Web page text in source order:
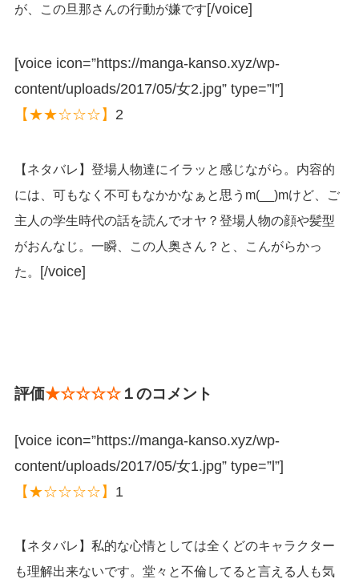
が、この旦那さんの行動が嫌です[/voice]
[voice icon=”https://manga-kanso.xyz/wp-
content/uploads/2017/05/女2.jpg” type=”l”]
【★★☆☆☆】 2
【ネタバレ】登場人物達にイラッと感じながら。内容的
には、可もなく不可もなかかなぁと思うm(__)mけど、ご
主人の学生時代の話を読んでオヤ？登場人物の顔や髪型
がおんなじ。一瞬、この人奥さん？と、こんがらかっ
た。
[/voice]
評価★☆☆☆☆１のコメント
[voice icon=”https://manga-kanso.xyz/wp-
content/uploads/2017/05/女1.jpg” type=”l”]
【★☆☆☆☆】 1
【ネタバレ】私的な心情としては全くどのキャラクター
も理解出来ないです。堂々と不倫してると言える人も気